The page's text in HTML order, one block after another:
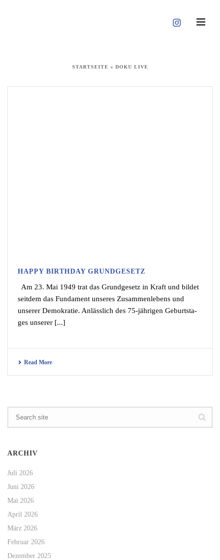
STARTSEITE » DOKU LIVE
HAPPY BIRTHDAY GRUNDGESETZ
Am 23. Mai 1949 trat das Grund­ge­setz in Kraft und bildet
seitdem das Funda­ment unseres Zusam­men­le­bens und
unserer Demokra­tie. Anläss­lich des 75-jähri­gen Geburts­ta­
ges unserer [...]
Read More
ARCHIV
Juli 2026
Juni 2026
Mai 2026
April 2026
März 2026
Februar 2026
Dezember 2025